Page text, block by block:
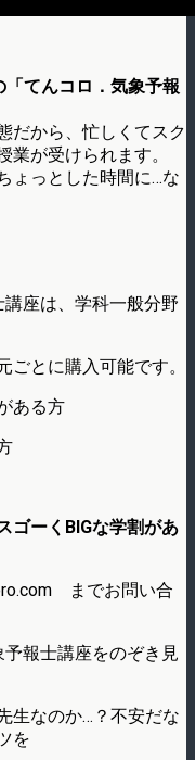
「てんコロ．気象予報
だから、忙しくてスク
が受けられます。
ょっとした時間に…な
座は、学科一般分野
とに購入可能です。
ある方
ゴーくBIGな学割があ
までお問い合
報士講座をのぞき見
生なのか…？不安だな
を